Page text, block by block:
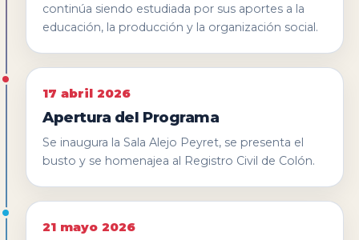
continúa siendo estudiada por sus aportes a la
educación, la producción y la organización social.
17 abril 2026
Apertura del Programa
Se inaugura la Sala Alejo Peyret, se presenta el
busto y se homenajea al Registro Civil de Colón.
21 mayo 2026